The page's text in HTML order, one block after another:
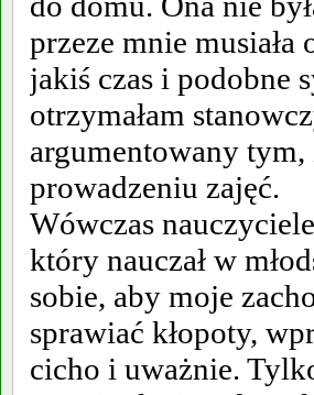
przeze mnie musiała
jakiś czas i podobne
otrzymałam
argumentowany
prowadzeniu zajęć.
Wówczas
który nauczał w
sobie, aby moje
sprawiać kłopoty,
cicho i uważnie.